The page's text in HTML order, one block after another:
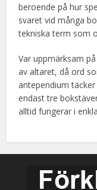
beroende på hur
svaret vid många
tekniska term som
Var uppmärksam
av altaret, då ord
antependium
endast tre
alltid fungerar i